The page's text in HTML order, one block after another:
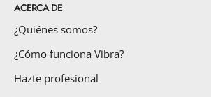
ACERCA DE
¿Quiénes somos?
¿Cómo funciona Vibra?
Hazte profesional